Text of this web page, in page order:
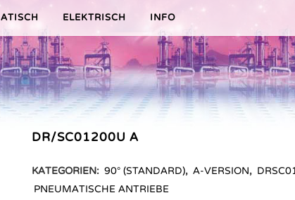
2010 VORTEILE HEAVY-DUTY
ELEKTRISCH
VRX/VSX/VTX-SERIE (25-1000NM)
VORTEILE V-SERIE
VORTEILE VT
MT-SERIE (25-
INFO
DR/SC01200U A
KATEGORIEN: 90° (STANDARD), A-VERSION,
PNEUMATISCHE ANTRIEBE